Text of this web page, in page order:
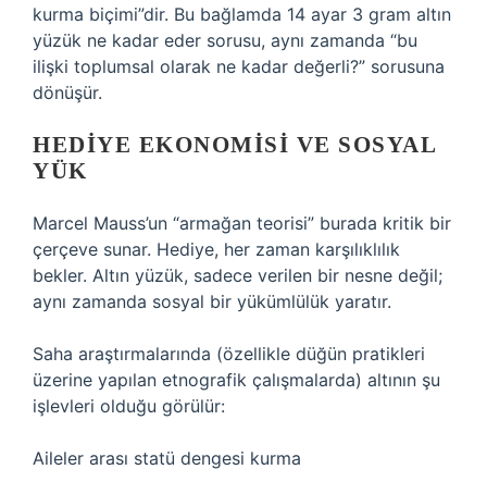
kurma biçimi”dir. Bu bağlamda 14 ayar 3 gram altın
yüzük ne kadar eder sorusu, aynı zamanda “bu
ilişki toplumsal olarak ne kadar değerli?” sorusuna
dönüşür.
HEDIYE EKONOMISI VE SOSYAL
YÜK
Marcel Mauss’un “armağan teorisi” burada kritik bir
çerçeve sunar. Hediye, her zaman karşılıklılık
bekler. Altın yüzük, sadece verilen bir nesne değil;
aynı zamanda sosyal bir yükümlülük yaratır.
Saha araştırmalarında (özellikle düğün pratikleri
üzerine yapılan etnografik çalışmalarda) altının şu
işlevleri olduğu görülür:
Aileler arası statü dengesi kurma